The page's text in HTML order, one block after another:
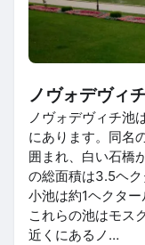
ノヴォデヴィ
ノヴォデヴィチ池
にあります。同名
囲まれ、白い石橋
の総面積は3.5ヘク
小池は約1ヘクタ
これらの池はモス
近くにあるノ…